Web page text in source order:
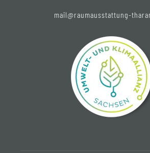
mail@raumausstattung-